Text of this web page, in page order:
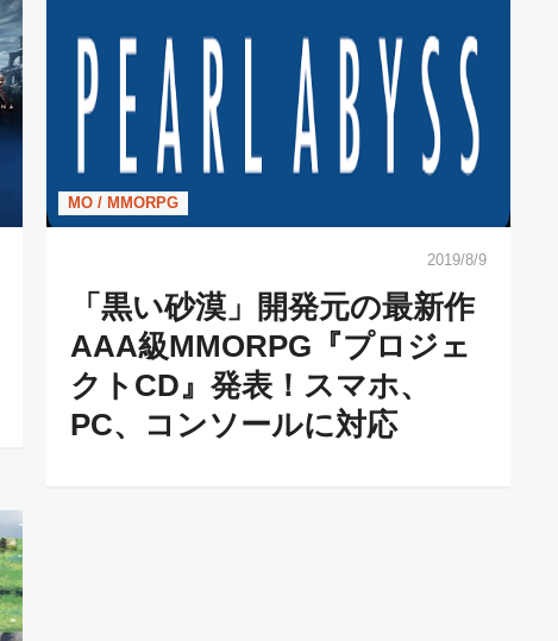
MO / MMORPG
2019/8/9
「黒い砂漠」開発元の最新作
AAA級MMORPG『プロジェ
クトCD』発表！スマホ、
PC、コンソールに対応